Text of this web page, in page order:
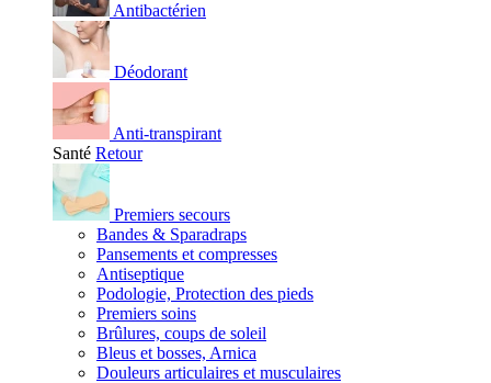
Antibactérien
Déodorant
Anti-transpirant
Santé Retour
Premiers secours
Bandes & Sparadraps
Pansements et compresses
Antiseptique
Podologie, Protection des pieds
Premiers soins
Brûlures, coups de soleil
Bleus et bosses, Arnica
Douleurs articulaires et musculaires